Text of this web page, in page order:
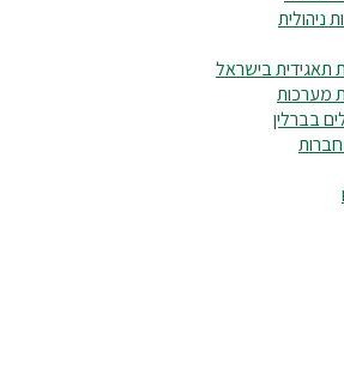
ניהולית
תאגידית בישראל
מערכות
בברלין
חברות